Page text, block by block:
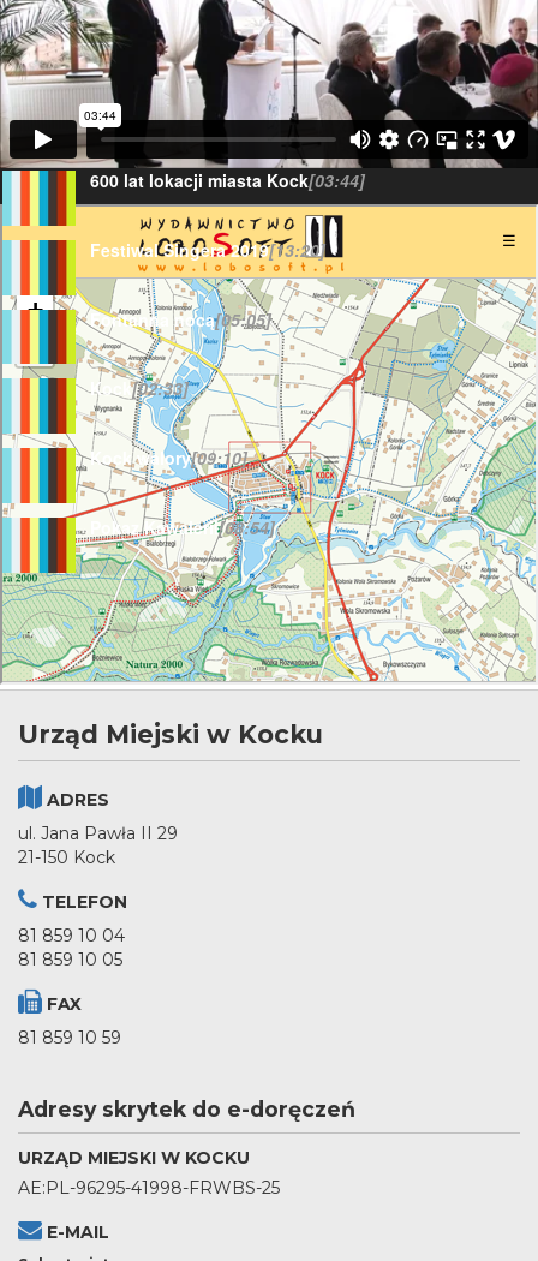
600 lat lokacji miasta Kock[03:44]
Festiwal Singera 2019[13:20]
Fontanna nocą[05:05]
Kock[02:33]
Kock walory[09:10]
Pokaz Kawalerii[08:54]
Urząd Miejski w Kocku
ADRES
ul. Jana Pawła II 29
21-150 Kock
TELEFON
81 859 10 04
81 859 10 05
FAX
81 859 10 59
Adresy skrytek do e-doręczeń
URZĄD MIEJSKI W KOCKU
AE:PL-96295-41998-FRWBS-25
E-MAIL